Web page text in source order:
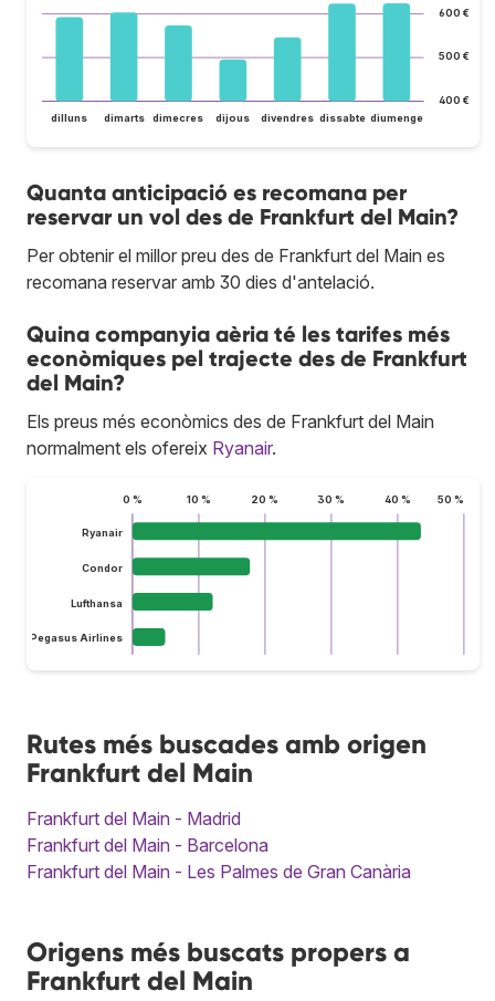
400 €
500 €
600 €
dilluns dimarts dimecres dijous divendres dissabte diumenge
Quanta anticipació es recomana per
reservar un vol des de Frankfurt del Main?
Per obtenir el millor preu des de Frankfurt del Main es
recomana reservar amb 30 dies d'antelació.
Quina companyia aèria té les tarifes més
econòmiques pel trajecte des de Frankfurt
del Main?
Els preus més econòmics des de Frankfurt del Main
normalment els ofereix Ryanair.
0 % 10 % 20 % 30 % 40 % 50 %
Ryanair
Condor
Lufthansa
Pegasus Airlines
Rutes més buscades amb origen
Frankfurt del Main
Frankfurt del Main - Madrid
Frankfurt del Main - Barcelona
Frankfurt del Main - Les Palmes de Gran Canària
Origens més buscats propers a
Frankfurt del Main